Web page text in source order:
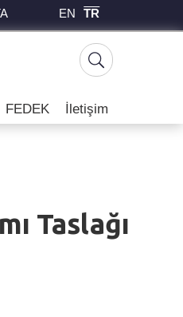
EN TR
FEDEK İletişim
Taslağı